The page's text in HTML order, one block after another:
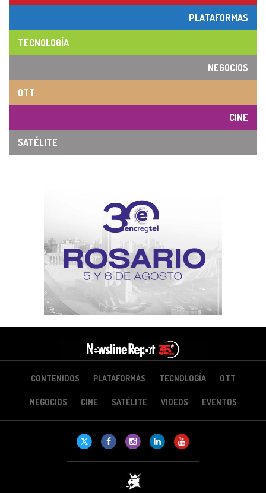
PLATAFORMAS
TECNOLOGÍA
NEGOCIOS
OTT
CINE
SATÉLITE
CONTENIDOS PLATAFORMAS TECNOLOGÍA OTT
NEGOCIOS CINE SATÉLITE VIDEOS EVENTOS